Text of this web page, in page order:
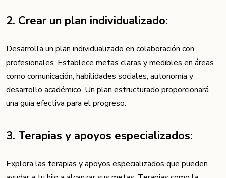
2. Crear un plan individualizado:
Desarrolla un plan individualizado en colaboración con
profesionales. Establece metas claras y medibles en áreas
como comunicación, habilidades sociales, autonomía y
desarrollo académico. Un plan estructurado proporcionará
una guía efectiva para el progreso.
3. Terapias y apoyos especializados:
Explora las terapias y apoyos especializados que pueden